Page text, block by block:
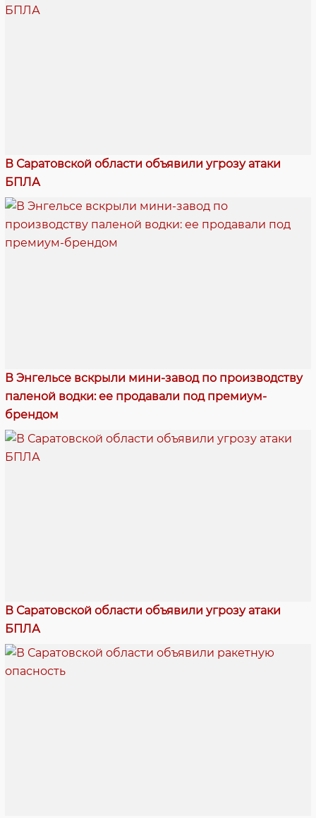
В Саратовской области объявили угрозу атаки
БПЛА
В Энгельсе вскрыли мини-завод по производству
паленой водки: ее продавали под премиум-
брендом
В Саратовской области объявили угрозу атаки
БПЛА